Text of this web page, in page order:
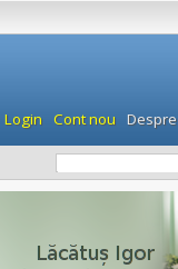
Login Cont nou Despre